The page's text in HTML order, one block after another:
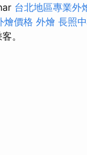
台北地區專業外
價格 外燴 長照
。